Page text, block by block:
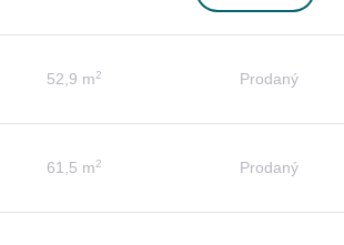
52,9 m2 Prodaný
61,5 m2 Prodaný